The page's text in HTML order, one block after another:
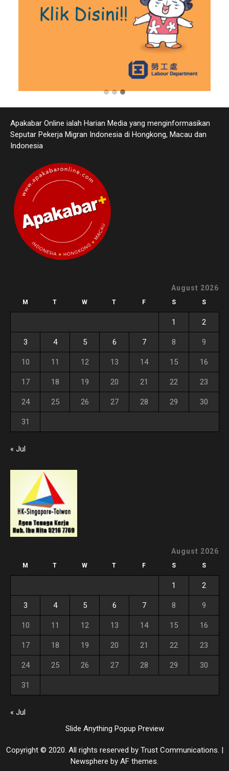
Apakabar Online ialah Harian Media yang menginformasikan
Seputar Pekerja Migran Indonesia di Hongkong, Macau dan
Indonesia
August 2026
M T W T F S S
1 2
3 4 5 6 7 8 9
10 11 12 13 14 15 16
17 18 19 20 21 22 23
24 25 26 27 28 29 30
31
« Jul
August 2026
M T W T F S S
1 2
3 4 5 6 7 8 9
10 11 12 13 14 15 16
17 18 19 20 21 22 23
24 25 26 27 28 29 30
31
« Jul
Slide Anything Popup Preview
Copyright © 2020. All rights reserved by Trust Communications. |
Newsphere by AF themes.